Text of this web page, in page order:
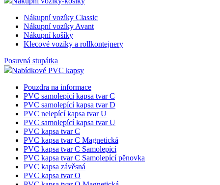
Nákupní vozíky Classic
Nákupní vozíky Avant
Nákupní košíky
Klecové vozíky a rollkontejnery
Posuvná stupátka
Nabídkové PVC kapsy
Pouzdra na informace
PVC samolepící kapsa tvar C
PVC samolepící kapsa tvar D
PVC nelepící kapsa tvar U
PVC samolepící kapsa tvar U
PVC kapsa tvar C
PVC kapsa tvar C Magnetická
PVC kapsa tvar C Samolepící
PVC kapsa tvar C Samolepící pěnovka
PVC kapsa závěsná
PVC kapsa tvar O